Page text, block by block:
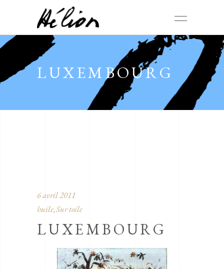
LUXEMBOURG
6 avril 2011
huile, Sur toile
LUXEMBOURG